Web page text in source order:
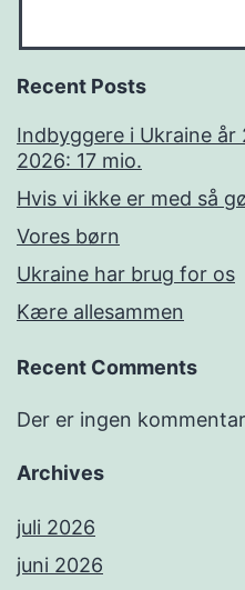
Recent Posts
Indbyggere i Ukraine
2026: 17 mio.
Hvis vi ikke er med så
Vores børn
Ukraine har brug for os
Kære allesammen
Recent Comments
Der er ingen
Archives
juli 2026
juni 2026